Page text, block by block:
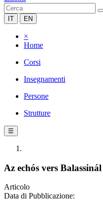
IT EN
×
Home
Corsi
Insegnamenti
Persone
Strutture
☰
Az echós vers
Articolo
Data di Pubblicazione: